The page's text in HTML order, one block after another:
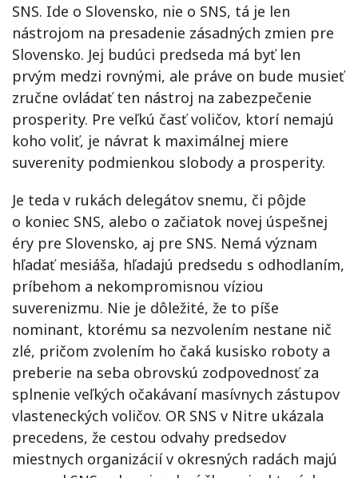
SNS. Ide o Slovensko, nie o SNS, tá je len
nástrojom na presadenie zásadných zmien pre
Slovensko. Jej budúci predseda má byť len
prvým medzi rovnými, ale práve on bude musieť
zručne ovládať ten nástroj na zabezpečenie
prosperity. Pre veľkú časť voličov, ktorí nemajú
koho voliť, je návrat k maximálnej miere
suverenity podmienkou slobody a prosperity.
Je teda v rukách delegátov snemu, či pôjde
o koniec SNS, alebo o začiatok novej úspešnej
éry pre Slovensko, aj pre SNS. Nemá význam
hľadať mesiáša, hľadajú predsedu s odhodlaním,
príbehom a nekompromisnou víziou
suverenizmu. Nie je dôležité, že to píše
nominant, ktorému sa nezvolením nestane nič
zlé, pričom zvolením ho čaká kusisko roboty a
preberie na seba obrovskú zodpovednosť za
splnenie veľkých očakávaní masívnych zástupov
vlasteneckých voličov. OR SNS v Nitre ukázala
precedens, že cestou odvahy predsedov
miestnych organizácií v okresných radách majú